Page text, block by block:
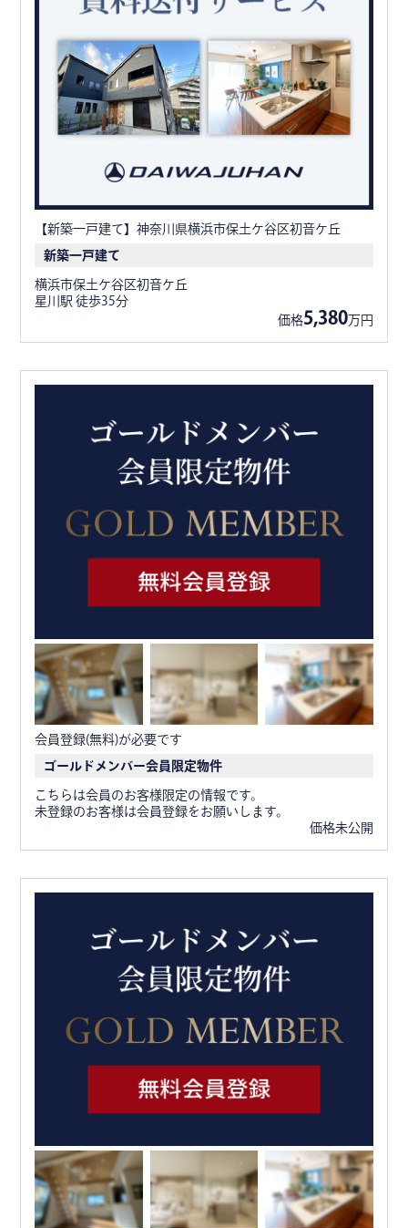
【新築一戸建て】神奈川県横浜市保土ケ谷区初音ケ丘
新築一戸建て
横浜市保土ケ谷区初音ケ丘
星川駅 徒歩35分
価格5,380万円
会員登録(無料)が必要です
ゴールドメンバー会員限定物件
こちらは会員のお客様限定の情報です。
未登録のお客様は会員登録をお願いします。
価格未公開